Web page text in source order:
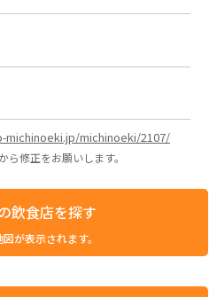
michinoeki/2107/
から修正をお願いします。
飲食店を探す
が表示されます。